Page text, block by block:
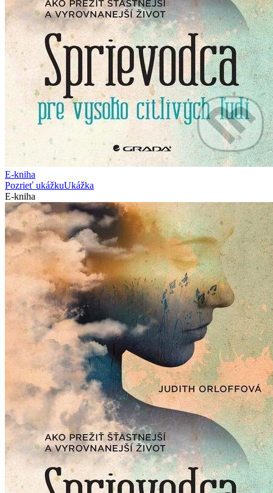
E-kniha
Pozrieť ukážkuUkážka
E-kniha